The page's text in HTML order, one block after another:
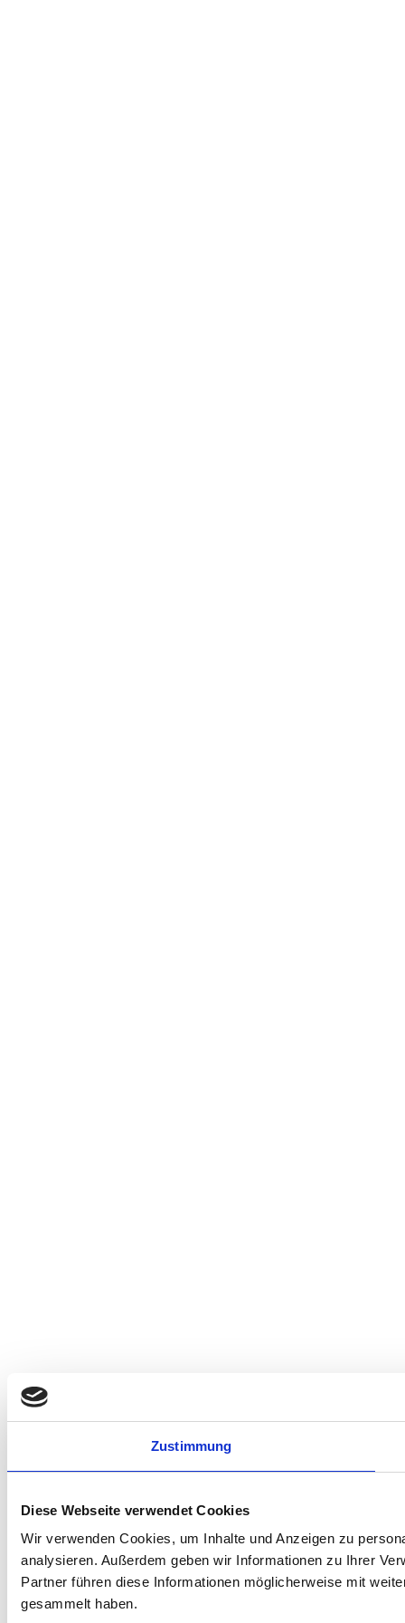
Zustimmung
Diese Webseite verwendet Cookies
Wir verwenden Cookies, um Inhalte und Anzeigen zu
analysieren. Außerdem geben wir Informationen zu Ihrer
Partner führen diese Informationen möglicherweise mit
gesammelt haben.